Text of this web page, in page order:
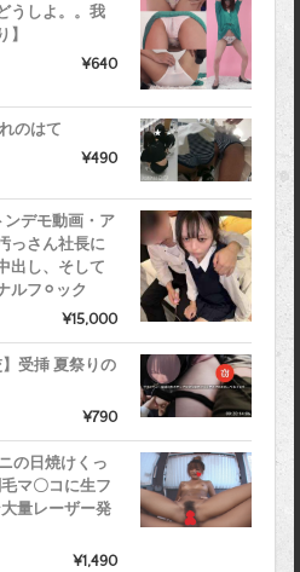
うしよ。。我
】
¥640
のはて
¥490
ンデモ動画・ア
っさん社長に
出し、そして
ルフ⚪︎ック
¥15,000
受挿 夏祭りの
¥790
の日焼けくっ
マ〇コに生フ
量レーザー発
¥1,490